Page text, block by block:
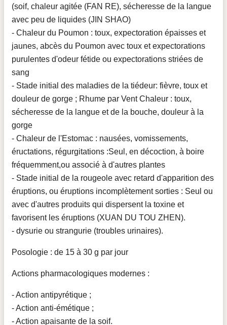
(soif, chaleur agitée (FAN RE), sécheresse de la langue
avec peu de liquides (JIN SHAO)
- Chaleur du Poumon : toux, expectoration épaisses et
jaunes, abcès du Poumon avec toux et expectorations
purulentes d'odeur fétide ou expectorations striées de
sang
- Stade initial des maladies de la tiédeur: fièvre, toux et
douleur de gorge ; Rhume par Vent Chaleur : toux,
sécheresse de la langue et de la bouche, douleur à la
gorge
- Chaleur de l'Estomac : nausées, vomissements,
éructations, régurgitations :Seul, en décoction, à boire
fréquemment,ou associé à d'autres plantes
- Stade initial de la rougeole avec retard d'apparition des
éruptions, ou éruptions incomplètement sorties : Seul ou
avec d'autres produits qui dispersent la toxine et
favorisent les éruptions (XUAN DU TOU ZHEN).
- dysurie ou strangurie (troubles urinaires).
Posologie : de 15 à 30 g par jour
Actions pharmacologiques modernes :
- Action antipyrétique ;
- Action anti-émétique ;
- Action apaisante de la soif.